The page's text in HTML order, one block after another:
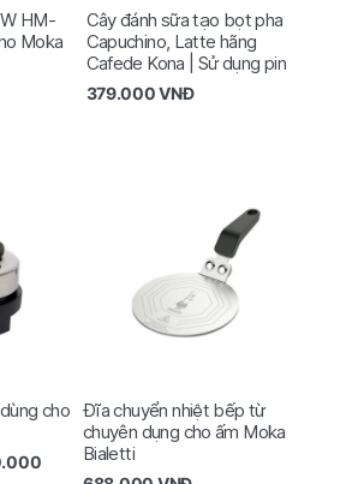
HM-
Moka
Cây đánh sữa tạo bọt pha
Capuchino, Latte hãng
Cafede Kona | Sử dụng pin
379.000VNĐ
cho Đĩa chuyển nhiệt bếp từ
chuyên dụng cho ấm Moka
Bialetti